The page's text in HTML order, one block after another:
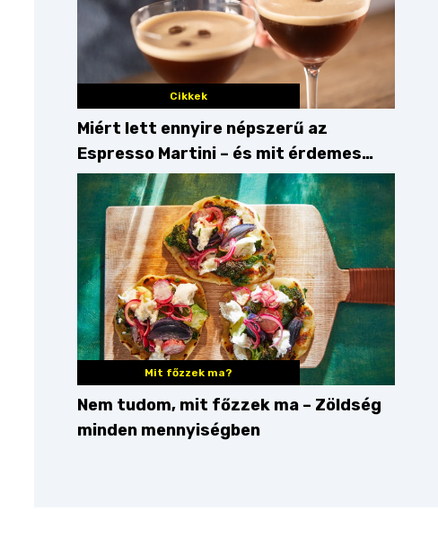
Cikkek
Miért lett ennyire népszerű az
Espresso Martini – és mit érdemes
enni mellé?
Mit főzzek ma?
Nem tudom, mit főzzek ma – Zöldség
minden mennyiségben